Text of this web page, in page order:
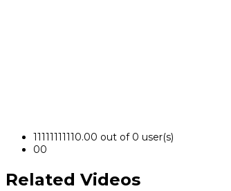
11111111110.00 out of 0 user(s)
00
Related Videos